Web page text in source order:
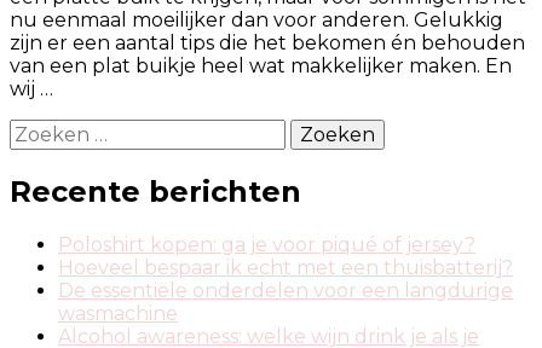
je
een
platte
nu eenmaal moeilijker dan voor anderen. Gelukkig
zijn er een aantal tips die het bekomen én behouden
van een plat buikje heel wat makkelijker maken. En
wij …
Zoeken
naar:
Recente berichten
Poloshirt kopen: ga je voor piqué of jersey?
Hoeveel bespaar ik echt met een thuisbatterij?
De essentiële onderdelen voor een langdurige
wasmachine
Alcohol awareness: welke wijn drink je als je